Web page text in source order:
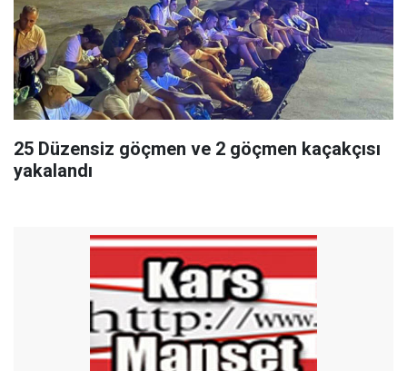
25 Düzensiz göçmen ve 2 göçmen kaçakçısı
yakalandı